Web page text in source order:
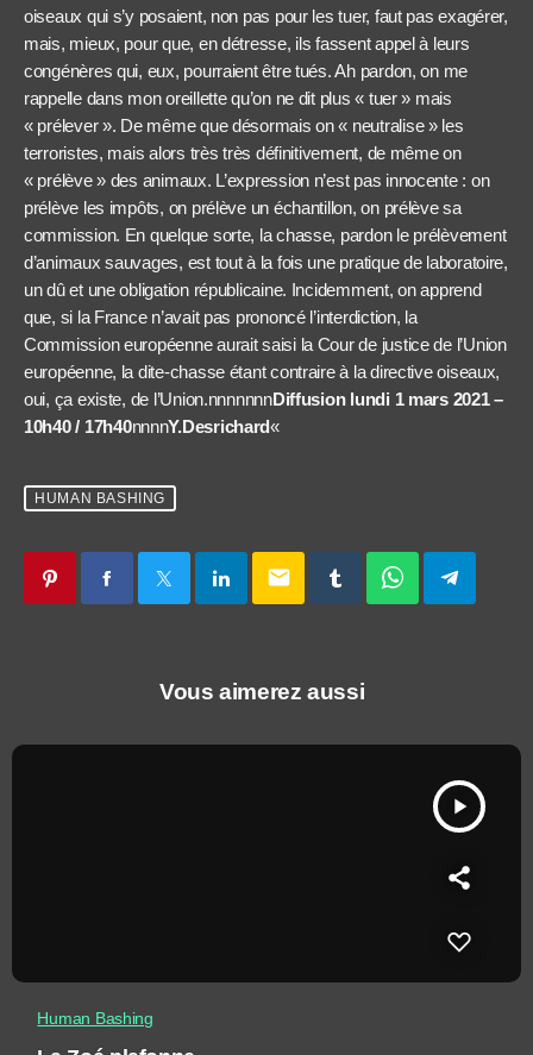
oiseaux qui s’y posaient, non pas pour les tuer, faut pas exagérer,
mais, mieux, pour que, en détresse, ils fassent appel à leurs
congénères qui, eux, pourraient être tués. Ah pardon, on me
rappelle dans mon oreillette qu’on ne dit plus « tuer » mais
« prélever ». De même que désormais on « neutralise » les
terroristes, mais alors très très définitivement, de même on
« prélève » des animaux. L’expression n’est pas innocente : on
prélève les impôts, on prélève un échantillon, on prélève sa
commission. En quelque sorte, la chasse, pardon le prélèvement
d’animaux sauvages, est tout à la fois une pratique de laboratoire,
un dû et une obligation républicaine. Incidemment, on apprend
que, si la France n’avait pas prononcé l’interdiction, la
Commission européenne aurait saisi la Cour de justice de l’Union
européenne, la dite-chasse étant contraire à la directive oiseaux,
oui, ça existe, de l’Union.nnnnnnnDiffusion lundi 1 mars 2021 –
10h40 / 17h40nnnnY.Desrichard«
HUMAN BASHING
email
Vous aimerez aussi
play_arrow
Human Bashing